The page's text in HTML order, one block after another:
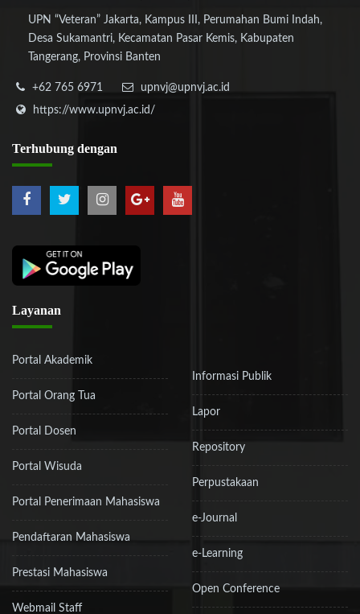
UPN “Veteran” Jakarta, Kampus III, Perumahan Bumi Indah,
Desa Sukamantri, Kecamatan Pasar Kemis, Kabupaten
Tangerang, Provinsi Banten
+62 765 6971
upnvj@upnvj.ac.id
https://www.upnvj.ac.id/
Terhubung dengan
Layanan
Portal Akademik
Portal Orang Tua
Portal Dosen
Portal Wisuda
Portal Penerimaan Mahasiswa
Pendaftaran Mahasiswa
Prestasi Mahasiswa
Webmail Staff
Informasi Publik
Lapor
Repository
Perpustakaan
e-Journal
e-Learning
Open Conference